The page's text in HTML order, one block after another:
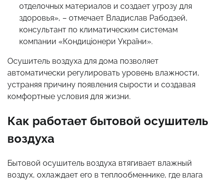
отделочных материалов и создает угрозу для
здоровья», – отмечает Владислав Рабодзей,
консультант по климатическим системам
компании «Кондиціонери України».
Осушитель воздуха для дома позволяет
автоматически регулировать уровень влажности,
устраняя причину появления сырости и создавая
комфортные условия для жизни.
Как работает бытовой осушитель
воздуха
Бытовой осушитель воздуха втягивает влажный
воздух, охлаждает его в теплообменнике, где влага